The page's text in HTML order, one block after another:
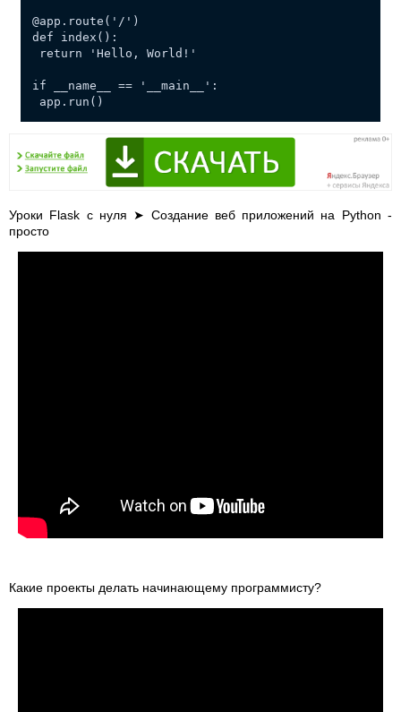
@app.route('/')
def index():
return 'Hello, World!'
if __name__ == '__main__':
app.run()
Уроки Flask с нуля ➤ Создание веб приложений на Python -
просто
Какие проекты делать начинающему программисту?